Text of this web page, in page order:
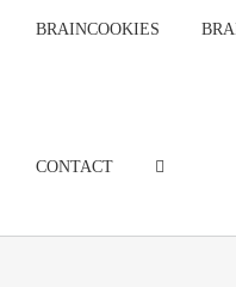
BRAINCOOKIES
CONTACT